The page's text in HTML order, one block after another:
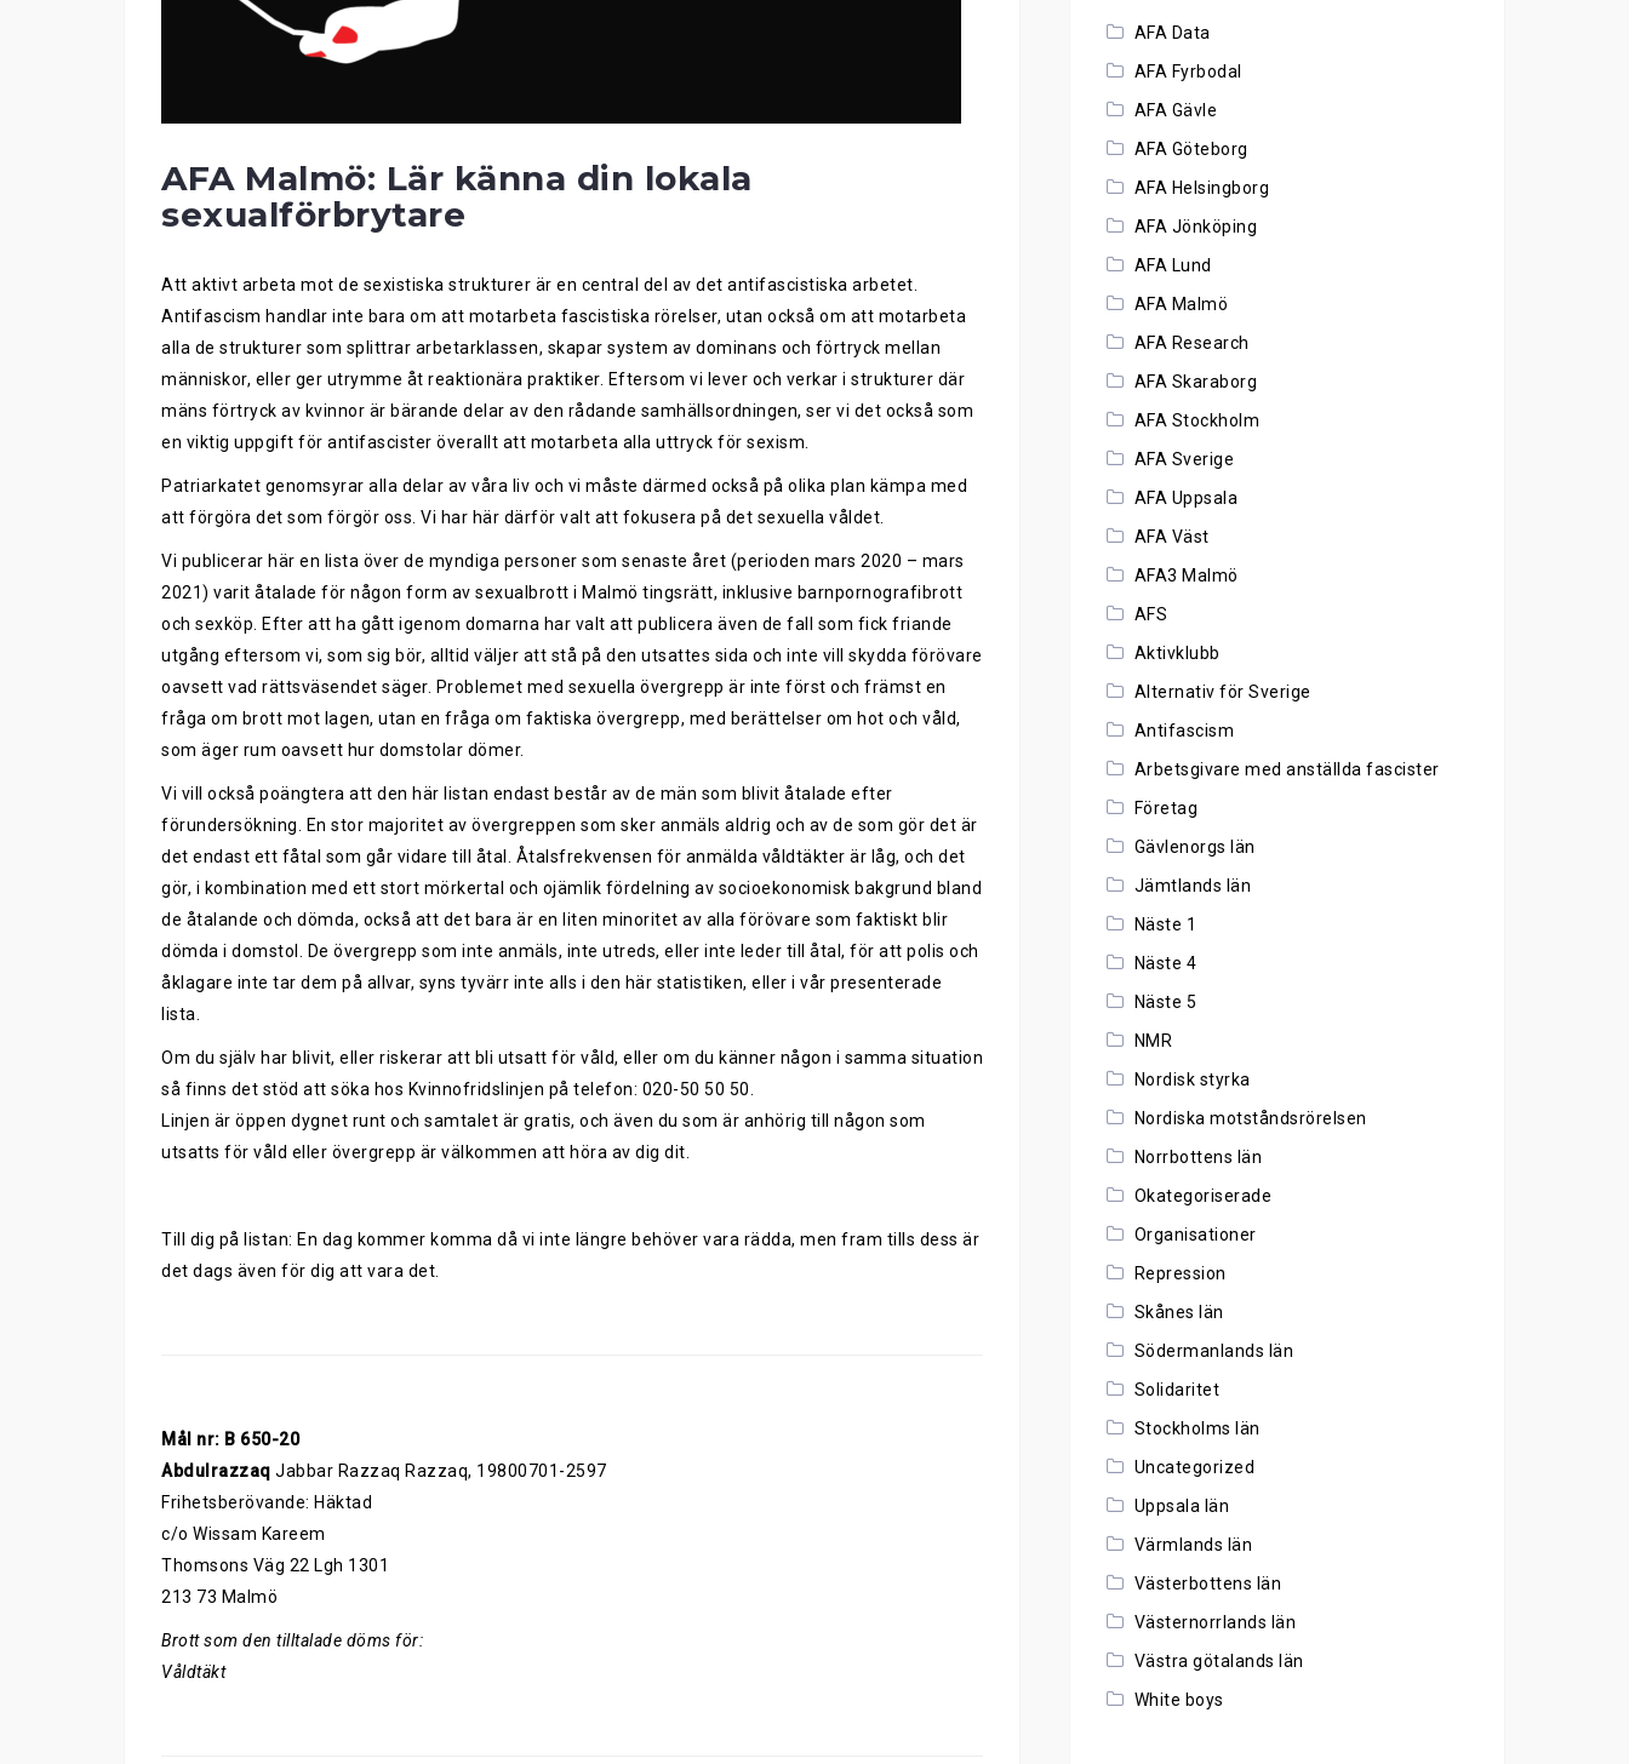
AFA Malmö: Lär känna din lokala
sexualförbrytare
Att aktivt arbeta mot de sexistiska strukturer är en central del av det antifascistiska arbetet.
Antifascism handlar inte bara om att motarbeta fascistiska rörelser, utan också om att motarbeta
alla de strukturer som splittrar arbetarklassen, skapar system av dominans och förtryck mellan
människor, eller ger utrymme åt reaktionära praktiker. Eftersom vi lever och verkar i strukturer där
mäns förtryck av kvinnor är bärande delar av den rådande samhällsordningen, ser vi det också som
en viktig uppgift för antifascister överallt att motarbeta alla uttryck för sexism.
Patriarkatet genomsyrar alla delar av våra liv och vi måste därmed också på olika plan kämpa med
att förgöra det som förgör oss. Vi har här därför valt att fokusera på det sexuella våldet.
Vi publicerar här en lista över de myndiga personer som senaste året (perioden mars 2020 – mars
2021) varit åtalade för någon form av sexualbrott i Malmö tingsrätt, inklusive barnpornografibrott
och sexköp. Efter att ha gått igenom domarna har valt att publicera även de fall som fick friande
utgång eftersom vi, som sig bör, alltid väljer att stå på den utsattes sida och inte vill skydda förövare
oavsett vad rättsväsendet säger. Problemet med sexuella övergrepp är inte först och främst en
fråga om brott mot lagen, utan en fråga om faktiska övergrepp, med berättelser om hot och våld,
som äger rum oavsett hur domstolar dömer.
Vi vill också poängtera att den här listan endast består av de män som blivit åtalade efter
förundersökning. En stor majoritet av övergreppen som sker anmäls aldrig och av de som gör det är
det endast ett fåtal som går vidare till åtal. Åtalsfrekvensen för anmälda våldtäkter är låg, och det
gör, i kombination med ett stort mörkertal och ojämlik fördelning av socioekonomisk bakgrund bland
de åtalande och dömda, också att det bara är en liten minoritet av alla förövare som faktiskt blir
dömda i domstol. De övergrepp som inte anmäls, inte utreds, eller inte leder till åtal, för att polis och
åklagare inte tar dem på allvar, syns tyvärr inte alls i den här statistiken, eller i vår presenterade
lista.
Om du själv har blivit, eller riskerar att bli utsatt för våld, eller om du känner någon i samma situation
så finns det stöd att söka hos Kvinnofridslinjen på telefon: 020-50 50 50.
Linjen är öppen dygnet runt och samtalet är gratis, och även du som är anhörig till någon som
utsatts för våld eller övergrepp är välkommen att höra av dig dit.
Till dig på listan: En dag kommer komma då vi inte längre behöver vara rädda, men fram tills dess är
det dags även för dig att vara det.
Mål nr: B 650-20
Abdulrazzaq Jabbar Razzaq Razzaq, 19800701-2597
Frihetsberövande: Häktad
c/o Wissam Kareem
Thomsons Väg 22 Lgh 1301
213 73 Malmö
Brott som den tilltalade döms för:
Våldtäkt
AFA Data
AFA Fyrbodal
AFA Gävle
AFA Göteborg
AFA Helsingborg
AFA Jönköping
AFA Lund
AFA Malmö
AFA Research
AFA Skaraborg
AFA Stockholm
AFA Sverige
AFA Uppsala
AFA Väst
AFA3 Malmö
AFS
Aktivklubb
Alternativ för Sverige
Antifascism
Arbetsgivare med anställda fascister
Företag
Gävlenorgs län
Jämtlands län
Näste 1
Näste 4
Näste 5
NMR
Nordisk styrka
Nordiska motståndsrörelsen
Norrbottens län
Okategoriserade
Organisationer
Repression
Skånes län
Södermanlands län
Solidaritet
Stockholms län
Uncategorized
Uppsala län
Värmlands län
Västerbottens län
Västernorrlands län
Västra götalands län
White boys